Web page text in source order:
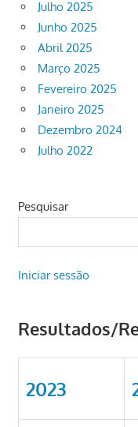
Julho 2025
Junho 2025
Abril 2025
Março 2025
Fevereiro 2025
Janeiro 2025
Dezembro 2024
Julho 2022
Pesquisar
Iniciar sessão
Resultados/
2023